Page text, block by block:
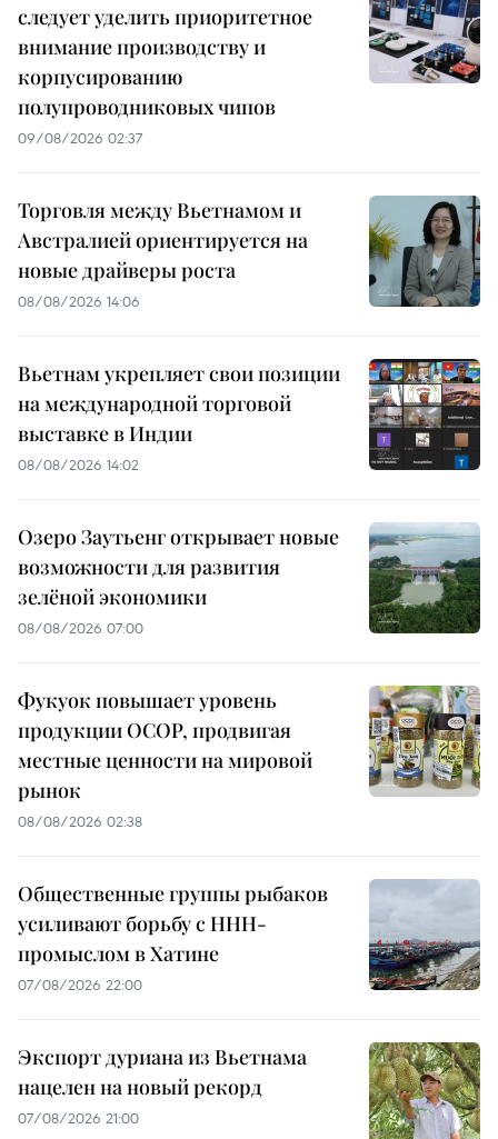
следует уделить приоритетное
внимание производству и
корпусированию
полупроводниковых чипов
09/08/2026 02:37
Торговля между Вьетнамом и
Австралией ориентируется на
новые драйверы роста
08/08/2026 14:06
Вьетнам укрепляет свои позиции
на международной торговой
выставке в Индии
08/08/2026 14:02
Озеро Заутьенг открывает новые
возможности для развития
зелёной экономики
08/08/2026 07:00
Фукуок повышает уровень
продукции OCOP, продвигая
местные ценности на мировой
рынок
08/08/2026 02:38
Общественные группы рыбаков
усиливают борьбу с ННН-
промыслом в Хатине
07/08/2026 22:00
Экспорт дуриана из Вьетнама
нацелен на новый рекорд
07/08/2026 21:00